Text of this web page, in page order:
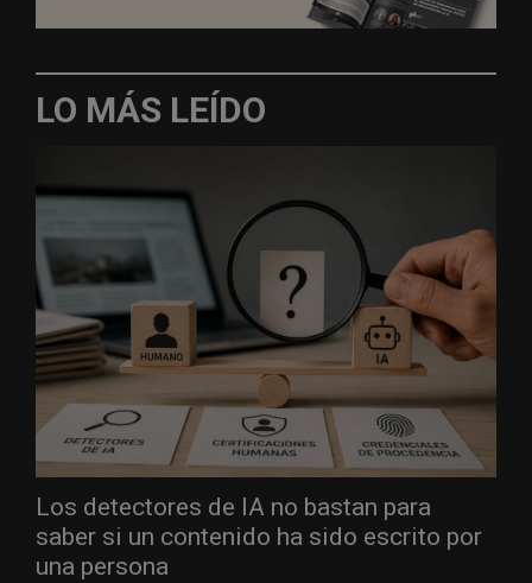
LO MÁS LEÍDO
Los detectores de IA no bastan para
saber si un contenido ha sido escrito por
una persona